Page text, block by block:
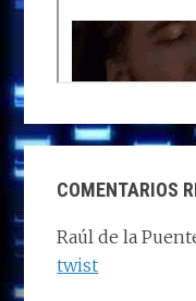
COMENTARIOS
Raúl de la
twist